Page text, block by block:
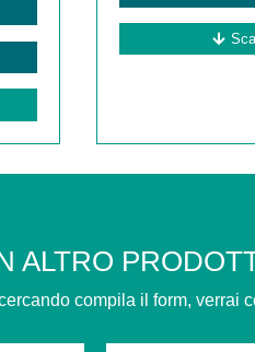
ALTRO
compila il form, verrai